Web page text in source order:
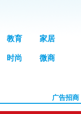
教育 家居
时尚 微商
广告招商